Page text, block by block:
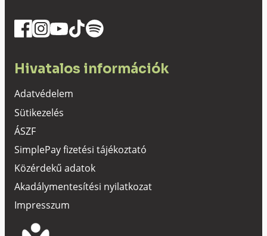
Hivatalos információk
Adatvédelem
Sütikezelés
ÁSZF
SimplePay fizetési tájékoztató
Közérdekű adatok
Akadálymentesítési nyilatkozat
Impresszum